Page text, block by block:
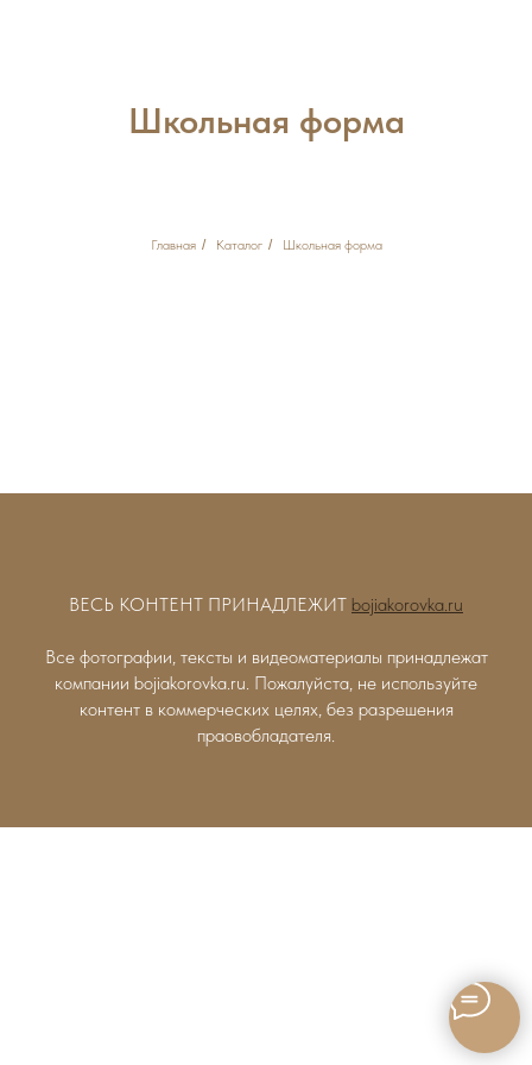
Школьная форма
Главная / Каталог / Школьная форма
ВЕСЬ КОНТЕНТ ПРИНАДЛЕЖИТ bojiakorovka.ru
Все фотографии, тексты и видеоматериалы принадлежат
компании bojiakorovka.ru. Пожалуйста, не используйте
контент в коммерческих целях, без разрешения
праовобладателя.